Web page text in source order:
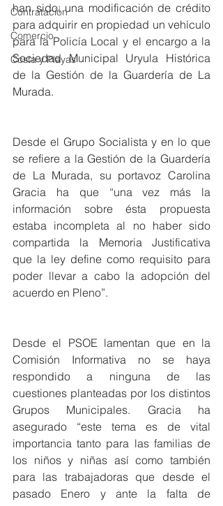
Contratación
Comercio
Costa y Playas
han sido; una modificación de crédito
para adquirir en propiedad un vehículo
para la Policía Local y el encargo a la
Sociedad Municipal Uryula Histórica
de la Gestión de la Guardería de La
Murada.
Desde el Grupo Socialista y en lo que
se refiere a la Gestión de la Guardería
de La Murada, su portavoz Carolina
Gracia ha que “una vez más la
información sobre ésta propuesta
estaba incompleta al no haber sido
compartida la Memoria Justificativa
que la ley define como requisito para
poder llevar a cabo la adopción del
acuerdo en Pleno”.
Desde el PSOE lamentan que en la
Comisión Informativa no se haya
respondido a ninguna de las
cuestiones planteadas por los distintos
Grupos Municipales. Gracia ha
asegurado “este tema es de vital
importancia tanto para las familias de
los niños y niñas así como también
para las trabajadoras que desde el
pasado Enero y ante la falta de